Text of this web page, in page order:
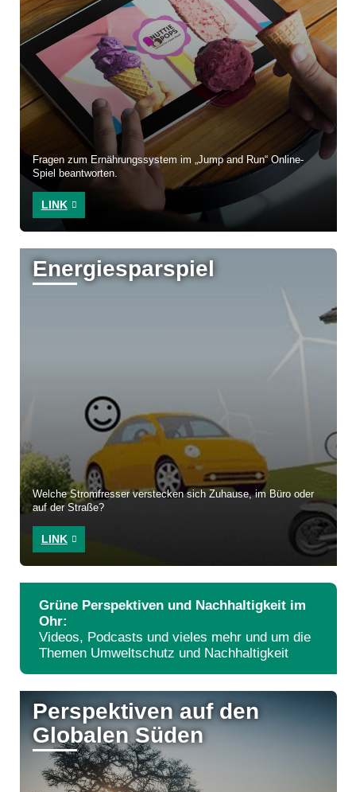
Fragen zum Ernährungssystem im „Jump and Run“ Online-
Spiel beantworten.
LINK
Energiespar­spiel
Welche Stromfresser verstecken sich Zuhause, im Büro oder
auf der Straße?
LINK
Grüne Perspektiven und Nachhaltigkeit im
Ohr:
Videos, Podcasts und vieles mehr und um die
Themen Umweltschutz und Nachhaltigkeit
Perspektiven auf den
Globalen Süden